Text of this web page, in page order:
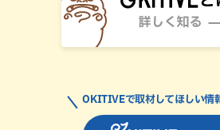
OKITIVEで取材してほしい情